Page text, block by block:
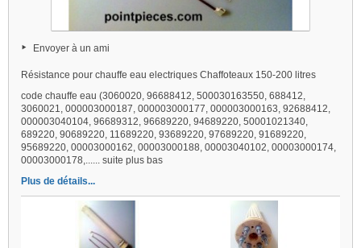
Envoyer à un ami
Résistance pour chauffe eau electriques Chaffoteaux 150-200 litres
code chauffe eau (3060020, 96688412, 500030163550, 688412,
3060021, 000003000187, 000003000177, 000003000163, 92688412,
000003040104, 96689312, 96689220, 94689220, 50001021340,
689220, 90689220, 11689220, 93689220, 97689220, 91689220,
95689220, 00003000162, 00003000188, 00003040102, 00003000174,
00003000178,...... suite plus bas
Plus de détails...